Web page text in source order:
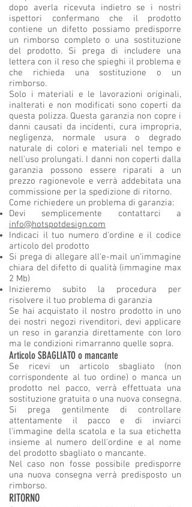
dopo averla ricevuta indietro se i nostri
ispettori confermano che il prodotto
contiene un difetto possiamo predisporre
un rimborso completo o una sostituzione
del prodotto. Si prega di includere una
lettera con il reso che spieghi il problema e
che richieda una sostituzione o un
rimborso.
Solo i materiali e le lavorazioni originali,
inalterati e non modificati sono coperti da
questa polizza. Questa garanzia non copre i
danni causati da incidenti, cura impropria,
negligenza, normale usura o degrado
naturale di colori e materiali nel tempo e
nell'uso prolungati. I danni non coperti dalla
garanzia possono essere riparati a un
prezzo ragionevole e verrà addebitata una
commissione per la spedizione di ritorno.
Come richiedere un problema di garanzia:
Devi semplicemente contattarci a
info@hotspotdesign.com
Indicaci il tuo numero d'ordine e il codice
articolo del prodotto
Si prega di allegare all'e-mail un'immagine
chiara del difetto di qualità (immagine max
2 Mb)
Inizieremo subito la procedura per
risolvere il tuo problema di garanzia
Se hai acquistato il nostro prodotto in uno
dei nostri negozi rivenditori, devi applicare
un reso in garanzia direttamente con loro
ma le condizioni rimarranno quelle sopra.
Articolo SBAGLIATO o mancante
Se ricevi un articolo sbagliato (non
corrispondente al tuo ordine) o manca un
prodotto nel pacco, verrà effettuata una
sostituzione gratuita o una nuova consegna.
Si prega gentilmente di controllare
attentamente il pacco e di inviarci
l'immagine della scatola e la sua etichetta
insieme al numero dell'ordine e al nome
del prodotto sbagliato o mancante.
Nel caso non fosse possibile predisporre
una nuova consegna verrà predisposto un
rimborso.
RITORNO